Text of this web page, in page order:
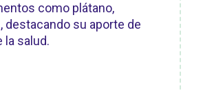
como plátano,
destacando su aporte de
la salud.